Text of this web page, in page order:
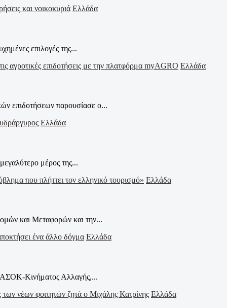
Ελλάδα
επιλογές της...
Ελλάδα
επιδοτήσεων παρουσίασε ο...
Ελλάδα
μέρος της...
Ελλάδα
και Μεταφορών και την...
Ελλάδα
Κινήματος Αλλαγής,...
Ελλάδα